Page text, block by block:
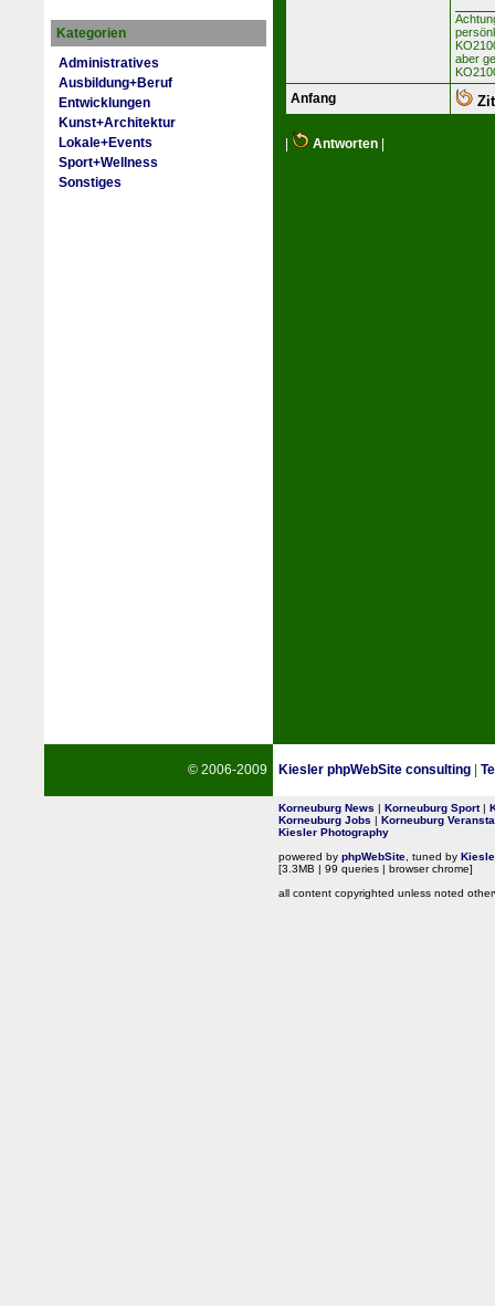
Kategorien
Administratives
Ausbildung+Beruf
Entwicklungen
Kunst+Architektur
Lokale+Events
Sport+Wellness
Sonstiges
aber
Anfang
Antworten
© 2006-2009 Kiesler phpWebSite consulting
Korneuburg News | Korneuburg Sport|
Korneuburg Jobs | Korneuburg
Kiesler Photography
powered by phpWebSite , tuned by
[3.3MB | 99 queries | browser chrome]
all content copyrighted unless noted